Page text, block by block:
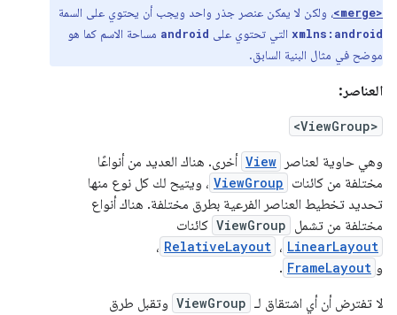
<merge>، ولكن لا يمكن عنصر جذر واحد ويجب أن يحتوي على السمة
xmlns:android التي تحتوي على android مساحة الاسم كما هو
موضح في مثال البنية السابق.
العناصر:
<ViewGroup>
وهي حاوية لعناصر View أخرى. هناك العديد من أنواعًا
مختلفة من كائنات ViewGroup ، ويتيح لك كل نوع منها
تحديد تخطيط العناصر الفرعية بطرق مختلفة. هناك أنواع
مختلفة من تشمل ViewGroup كائنات
LinearLayout ، RelativeLayout ،
و FrameLayout
.
لا تفترض أن أي اشتقاق لـ ViewGroup وتقبل طرق